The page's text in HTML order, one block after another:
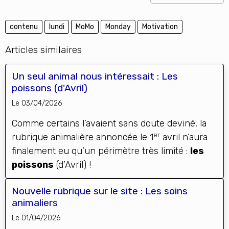
contenu lundi MoMo Monday Motivation
Articles similaires
Un seul animal nous intéressait : Les
poissons (d'Avril)
Le 03/04/2026
Comme certains l’avaient sans doute deviné, la
rubrique animalière annoncée le 1er avril n’aura
finalement eu qu’un périmètre très limité : les
poissons (d’Avril) !
Nouvelle rubrique sur le site : Les soins
animaliers
Le 01/04/2026